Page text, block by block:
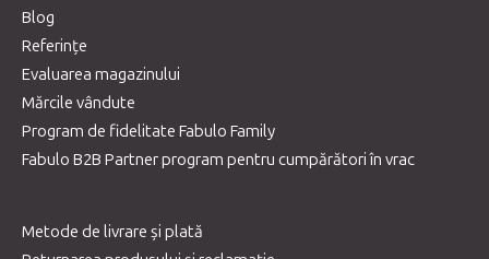
Blog
Referințe
Evaluarea magazinului
Mărcile vândute
Program de fidelitate Fabulo Family
Fabulo B2B Partner program pentru cumpărători în vrac
Metode de livrare și plată